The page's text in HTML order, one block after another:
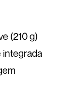
(210 g)
integrada